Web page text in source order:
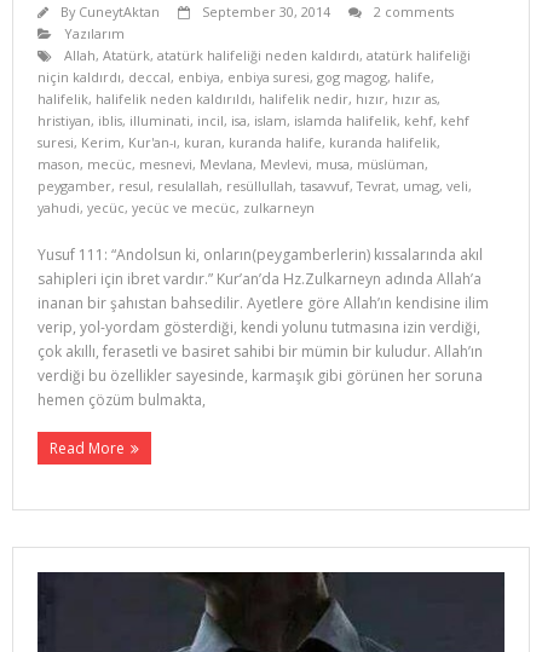
By CuneytAktan September 30, 2014
2 comments
Yazılarım
Allah, Atatürk, atatürk halifeliği neden kaldırdı, atatürk halifeliği
niçin kaldırdı, deccal, enbiya, enbiya suresi, gog magog, halife,
halifelik, halifelik neden kaldırıldı, halifelik nedir, hızır, hızır as,
hristiyan, iblis, illuminati, incil, isa, islam, islamda halifelik, kehf, kehf
suresi, Kerim, Kur'an-ı, kuran, kuranda halife, kuranda halifelik,
mason, mecüc, mesnevi, Mevlana, Mevlevi, musa, müslüman,
peygamber, resul, resulallah, resüllullah, tasavvuf,Tevrat, umag, veli,
yahudi, yecüc, yecüc ve mecüc, zulkarneyn
Yusuf 111: “Andolsun ki, onların(peygamberlerin) kıssalarında akıl
sahipleri için ibret vardır.” Kur’an’da Hz.Zulkarneyn adında Allah’a
inanan bir şahıstan bahsedilir. Ayetlere göre Allah’ın kendisine ilim
verip, yol-yordam gösterdiği, kendi yolunu tutmasına izin verdiği,
çok akıllı, ferasetli ve basiret sahibi bir mümin bir kuludur. Allah’ın
verdiği bu özellikler sayesinde, karmaşık gibi görünen her soruna
hemen çözüm bulmakta,
Read More